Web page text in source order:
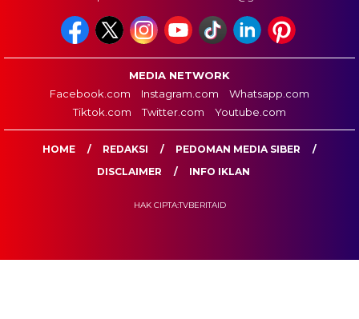
MEDIA NETWORK
Facebook.com
Instagram.com
Whatsapp.com
Tiktok.com
Twitter.com Youtube.com
HOME REDAKSI
PEDOMAN MEDIA SIBER
DISCLAIMER
INFO IKLAN
HAK CIPTA:TVBERITAID